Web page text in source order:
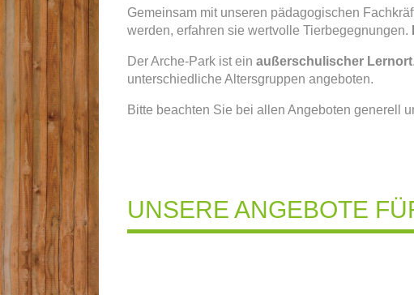
Gemeinsam mit unseren pädagogischen
werden, erfahren sie wertvolle Tierbegegnungen.
Der Arche-Park ist ein außerschulischer Lernort
unterschiedliche Altersgruppen angeboten.
Bitte beachten Sie bei allen Angeboten generell
UNSERE ANGEBOTE